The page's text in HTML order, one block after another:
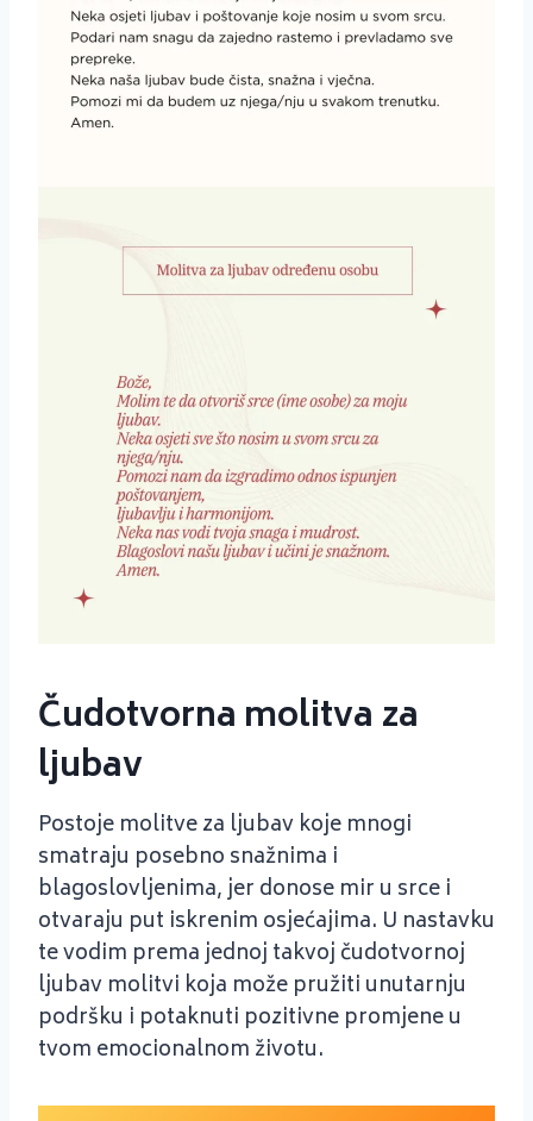
Čudotvorna molitva za
ljubav
Postoje molitve za ljubav koje mnogi
smatraju posebno snažnima i
blagoslovljenima, jer donose mir u srce i
otvaraju put iskrenim osjećajima. U nastavku
te vodim prema jednoj takvoj čudotvornoj
ljubav molitvi koja može pružiti unutarnju
podršku i potaknuti pozitivne promjene u
tvom emocionalnom životu.